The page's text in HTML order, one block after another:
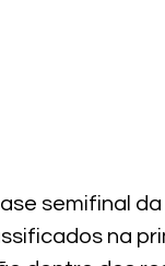
semifinal
na